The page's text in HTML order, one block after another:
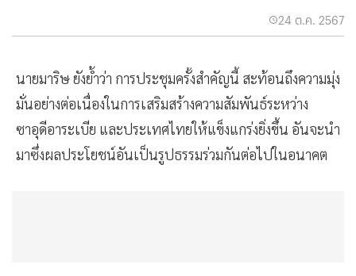
24 ต.ค. 2567
นายมาริษ ยังย้ำว่า การประชุมครั้งสำคัญนี้ สะท้อนถึงความมุ่ง
มั่นอย่างต่อเนื่องในการเสริมสร้างความสัมพันธ์ระหว่าง
ซาอุดีอาระเบีย และประเทศไทยให้แข็งแกร่งยิ่งขึ้น อันจะนำ
มาซึ่งผลประโยชน์อันเป็นรูปธรรมร่วมกันต่อไปในอนาคต